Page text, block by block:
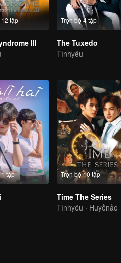
tập
III
Trọn bộ 4 tập
The Tuxedo
Tìnhyêu
tập Trọn bộ 10 tập
Time The Series
Tìnhyêu · Huyềnảo